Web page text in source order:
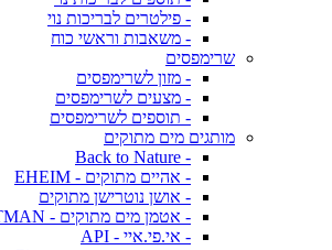
- פילטרים לבריכות נוי
- משאבות וראשי כוח
שרימפסים
- מזון לשרימפסים
- מצעים לשרימפסים
- תוספים לשרימפסים
מותגים מים מתוקים
- Back to Nature
- אהיים מתוקים - EHEIM
- אושן נוטרישן מתוקים
- אטמן מים מתוקים - ATMAN
- אי.פי.איי - API